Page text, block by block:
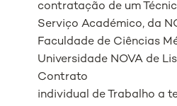
contratação de um
Serviço Académico, da
Faculdade de Ciências
Universidade NOVA de
Contrato
individual de Trabalho a